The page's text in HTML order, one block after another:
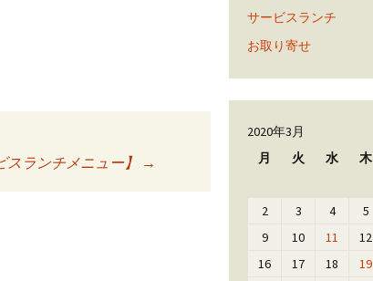
スランチメニュー】 →
サービスランチ
お取り寄せ
2020年3月
月
火 水 木
2
3 4 5
9
10 11 12
16
17 18 19